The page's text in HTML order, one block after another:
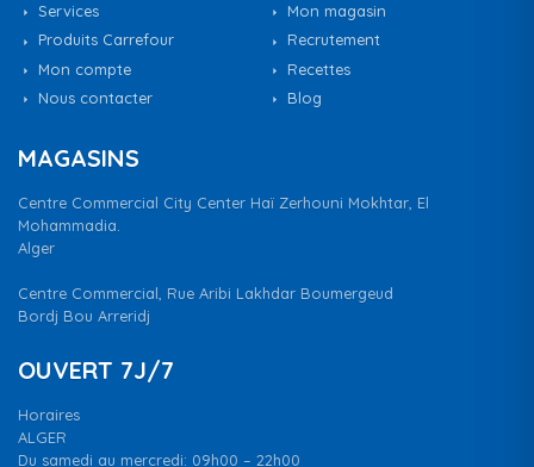
Services
Mon magasin
Produits Carrefour
Recrutement
Mon compte
Recettes
Nous contacter
Blog
MAGASINS
Centre Commercial City Center Haï Zerhouni Mokhtar, El
Mohammadia.
Alger
Centre Commercial, Rue Aribi Lakhdar Boumergeud
Bordj Bou Arreridj
OUVERT 7J/7
Horaires
ALGER
Du samedi au mercredi: 09h00 – 22h00